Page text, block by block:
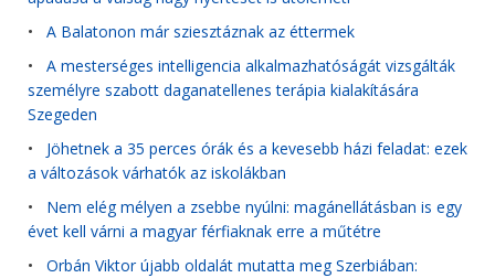
• A Balatonon már sziesztáznak az éttermek
• A mesterséges intelligencia alkalmazhatóságát vizsgálták
személyre szabott daganatellenes terápia kialakítására
Szegeden
• Jöhetnek a 35 perces órák és a kevesebb házi feladat: ezek
a változások várhatók az iskolákban
• Nem elég mélyen a zsebbe nyúlni: magánellátásban is egy
évet kell várni a magyar férfiaknak erre a műtétre
• Orbán Viktor újabb oldalát mutatta meg Szerbiában: